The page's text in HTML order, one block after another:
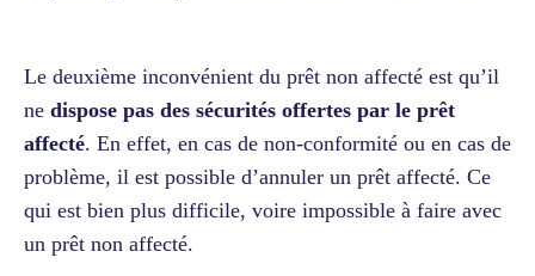
Le deuxième inconvénient du prêt non affecté est qu’il
ne dispose pas des sécurités offertes par le prêt
affecté. En effet, en cas de non-conformité ou en cas de
problème, il est possible d’annuler un prêt affecté. Ce
qui est bien plus difficile, voire impossible à faire avec
un prêt non affecté.